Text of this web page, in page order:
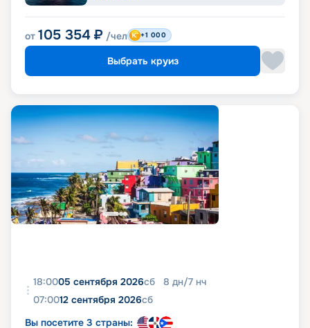
от 105 354 ₽ /чел +1 000
Выбрать круиз
18:0005 сентября 2026сб 8 дн/7 нч
07:0012 сентября 2026сб
Вы посетите 3 страны: